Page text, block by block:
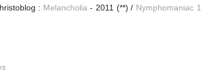
: Melancholia - 2011 (**) / Nymphomaniac 1